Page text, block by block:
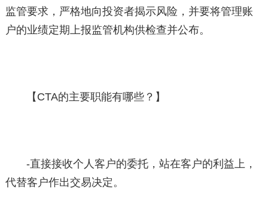
监管要求，严格地向投资者揭示风险，并要将管理账
户的业绩定期上报监管机构供检查并公布。
【CTA的主要职能有哪些？】
-直接接收个人客户的委托，站在客户的利益上，
代替客户作出交易决定。